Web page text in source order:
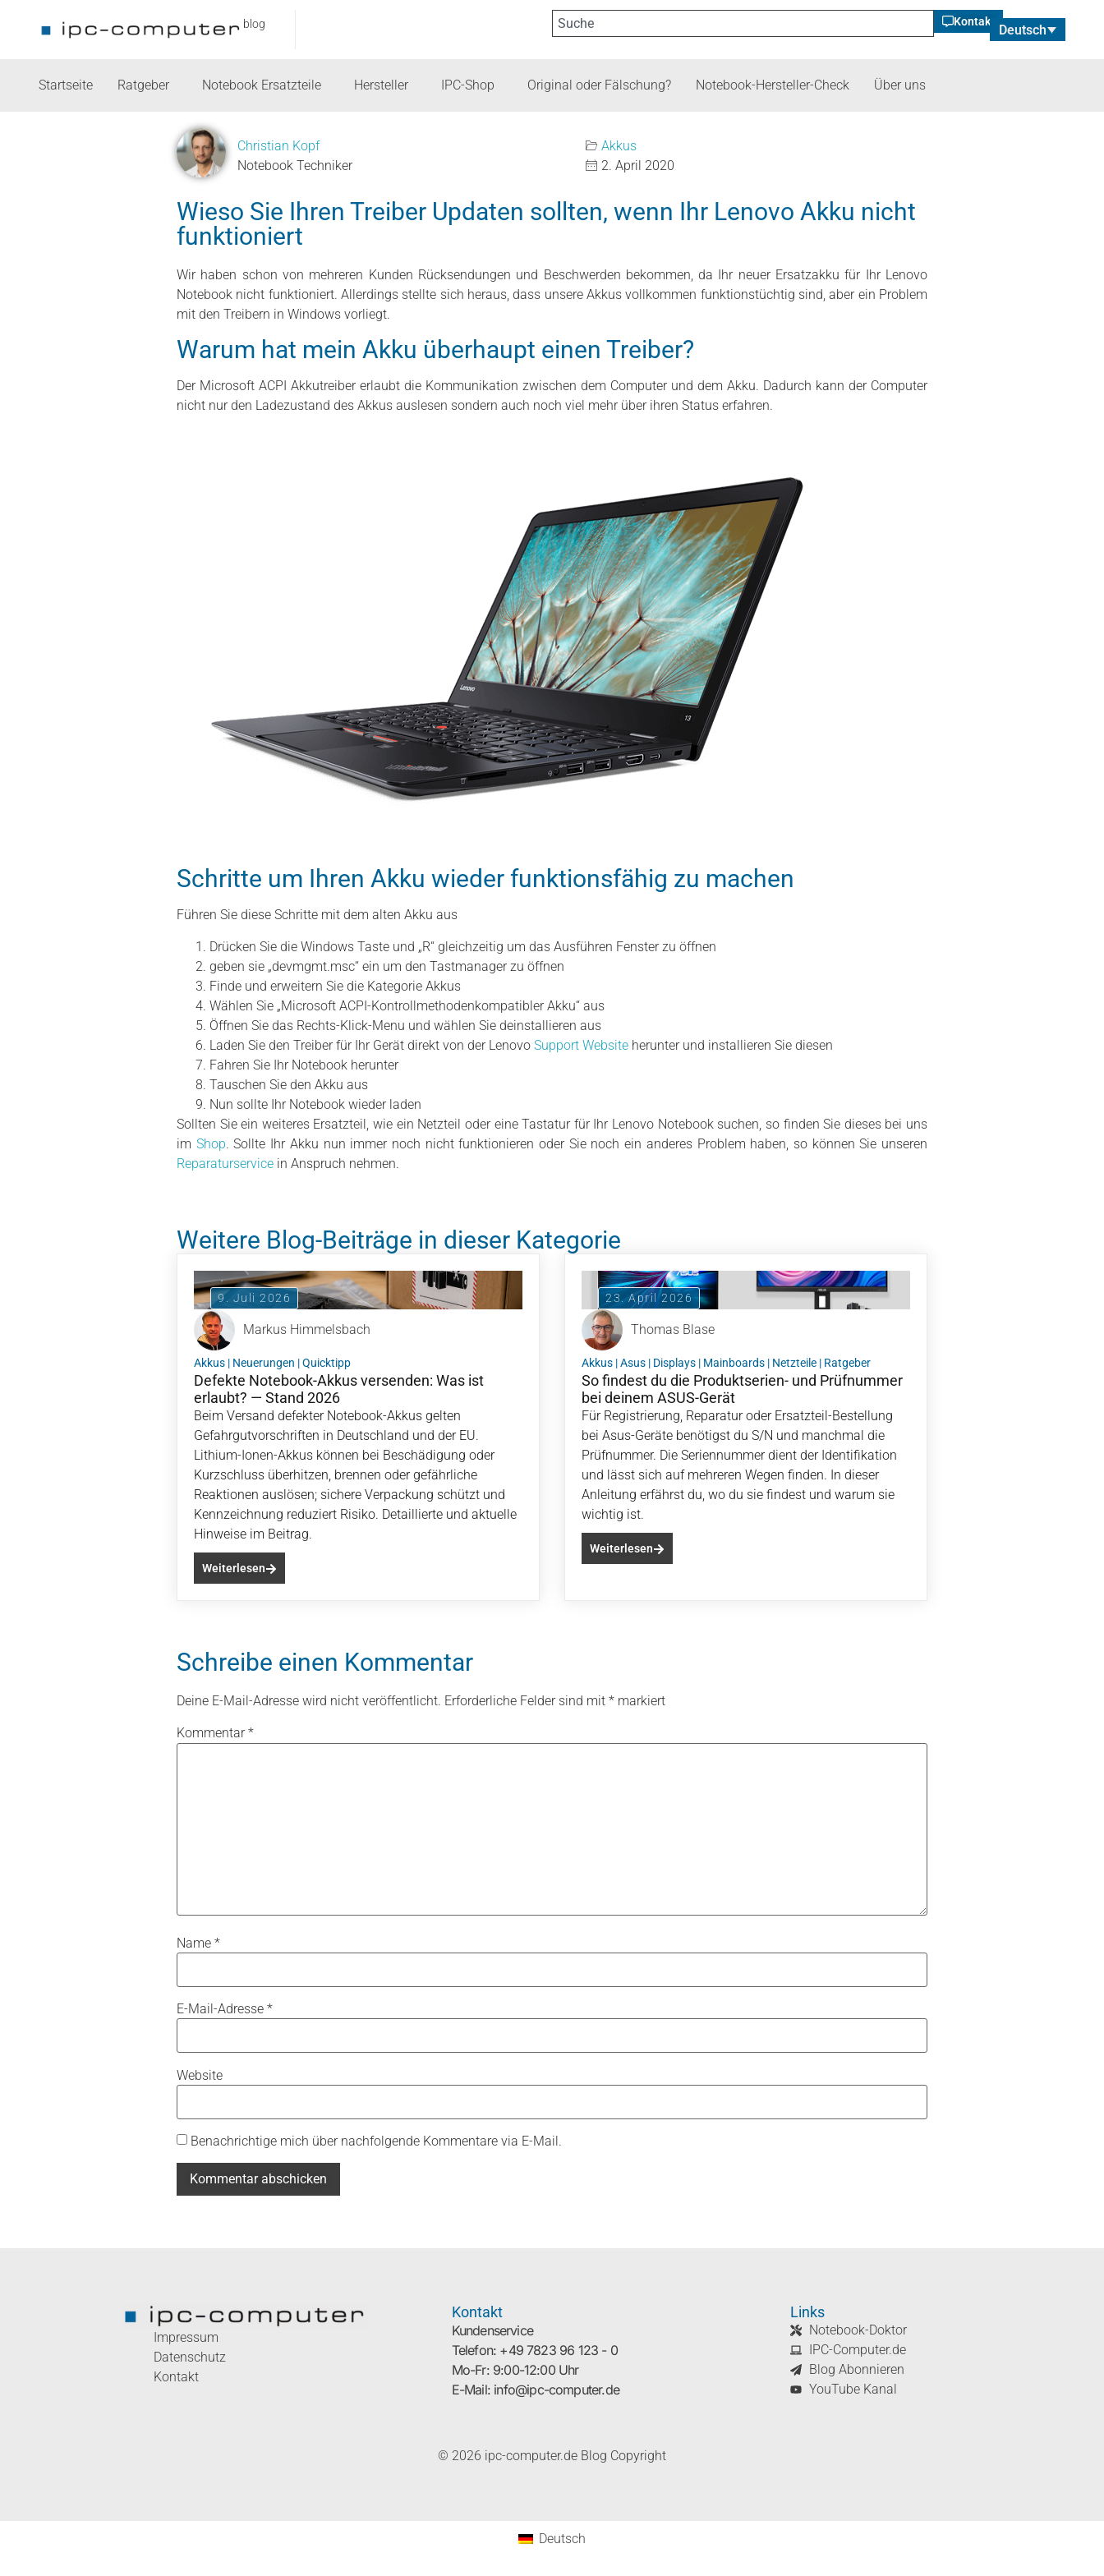
blog Kontakt
Deutsch
Startseite Ratgeber Notebook Ersatzteile Hersteller IPC-Shop Original oder Fälschung? Notebook-Hersteller-Check Über uns
Christian Kopf
Notebook Techniker
Akkus
2. April 2020
Wieso Sie Ihren Treiber Updaten sollten, wenn Ihr Lenovo Akku nicht
funktioniert
Wir haben schon von mehreren Kunden Rücksendungen und Beschwerden bekommen, da Ihr neuer Ersatzakku für Ihr Lenovo
Notebook nicht funktioniert. Allerdings stellte sich heraus, dass unsere Akkus vollkommen funktionstüchtig sind, aber ein Problem
mit den Treibern in Windows vorliegt.
Warum hat mein Akku überhaupt einen Treiber?
Der Microsoft ACPI Akkutreiber erlaubt die Kommunikation zwischen dem Computer und dem Akku. Dadurch kann der Computer
nicht nur den Ladezustand des Akkus auslesen sondern auch noch viel mehr über ihren Status erfahren.
Schritte um Ihren Akku wieder funktionsfähig zu machen
Führen Sie diese Schritte mit dem alten Akku aus
Drücken Sie die Windows Taste und „R“ gleichzeitig um das Ausführen Fenster zu öffnen
geben sie „devmgmt.msc“ ein um den Tastmanager zu öffnen
Finde und erweitern Sie die Kategorie Akkus
Wählen Sie „Microsoft ACPI-Kontrollmethodenkompatibler Akku“ aus
Öffnen Sie das Rechts-Klick-Menu und wählen Sie deinstallieren aus
Laden Sie den Treiber für Ihr Gerät direkt von der Lenovo Support Website herunter und installieren Sie diesen
Fahren Sie Ihr Notebook herunter
Tauschen Sie den Akku aus
Nun sollte Ihr Notebook wieder laden
Sollten Sie ein weiteres Ersatzteil, wie ein Netzteil oder eine Tastatur für Ihr Lenovo Notebook suchen, so finden Sie dieses bei uns
im Shop. Sollte Ihr Akku nun immer noch nicht funktionieren oder Sie noch ein anderes Problem haben, so können Sie unseren
Reparaturservice in Anspruch nehmen.
Weitere Blog-Beiträge in dieser Kategorie
9. Juli 2026
Markus Himmelsbach
Akkus | Neuerungen |Quicktipp
Defekte Notebook-Akkus versenden: Was ist
erlaubt? — Stand 2026
Beim Versand defekter Notebook-Akkus gelten
Gefahrgutvorschriften in Deutschland und der EU.
Lithium-Ionen-Akkus können bei Beschädigung oder
Kurzschluss überhitzen, brennen oder gefährliche
Reaktionen auslösen; sichere Verpackung schützt und
Kennzeichnung reduziert Risiko. Detaillierte und aktuelle
Hinweise im Beitrag.
Weiterlesen
23. April 2026
Thomas Blase
Akkus |Asus | Displays | Mainboards | Netzteile | Ratgeber
So findest du die Produktserien- und Prüfnummer
bei deinem ASUS-Gerät
Für Registrierung, Reparatur oder Ersatzteil-Bestellung
bei Asus-Geräte benötigst du S/N und manchmal die
Prüfnummer. Die Seriennummer dient der Identifikation
und lässt sich auf mehreren Wegen finden. In dieser
Anleitung erfährst du, wo du sie findest und warum sie
wichtig ist.
Weiterlesen
Schreibe einen Kommentar
Deine E-Mail-Adresse wird nicht veröffentlicht. Erforderliche Felder sind mit * markiert
Kommentar*
Name *
E-Mail-Adresse *
Website
Benachrichtige mich über nachfolgende Kommentare via E-Mail.
Impressum
Datenschutz
Kontakt
Kontakt
Kundenservice
Telefon: +49 7823 96 123 - 0
Mo-Fr: 9:00-12:00 Uhr
E-Mail: info@ipc-computer.de
Links
Notebook-Doktor
IPC-Computer.de
Blog Abonnieren
YouTube Kanal
© 2026 ipc-computer.de Blog Copyright
Deutsch